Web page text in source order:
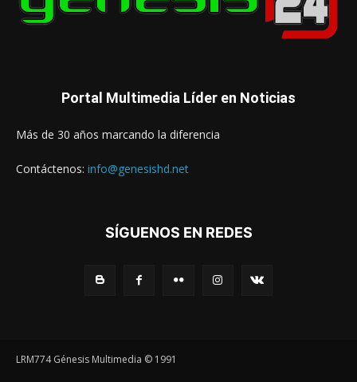
Portal Multimedia Líder en Noticias
Más de 30 años marcando la diferencia
Contáctenos: info@genesishd.net
SÍGUENOS EN REDES
LRM774 Génesis Multimedia © 1991